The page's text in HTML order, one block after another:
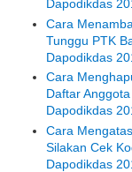
Dapodikdas
Cara
Tunggu PTK
Dapodikdas
Cara
Daftar
Dapodikdas
Cara
Silakan Cek
Dapodikdas